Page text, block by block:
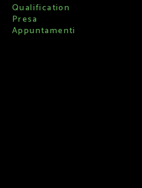
Qualification
Presa
Appuntamenti